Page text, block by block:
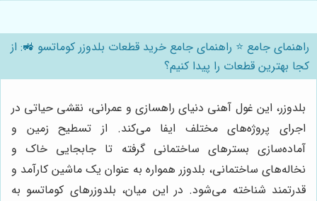
راهنمای جامع ⭐️ راهنمای جامع خرید قطعات بلدوزر کوماتسو 🚜: از
کجا بهترین قطعات را پیدا کنیم؟
بلدوزر، این غول آهنی دنیای راهسازی و عمرانی، نقشی حیاتی در
اجرای پروژه‌های مختلف ایفا می‌کند. از تسطیح زمین و
آماده‌سازی بسترهای ساختمانی گرفته تا جابجایی خاک و
نخاله‌های ساختمانی، بلدوزر همواره به عنوان یک ماشین کارآمد و
قدرتمند شناخته می‌شود. در این میان، بلدوزرهای کوماتسو به